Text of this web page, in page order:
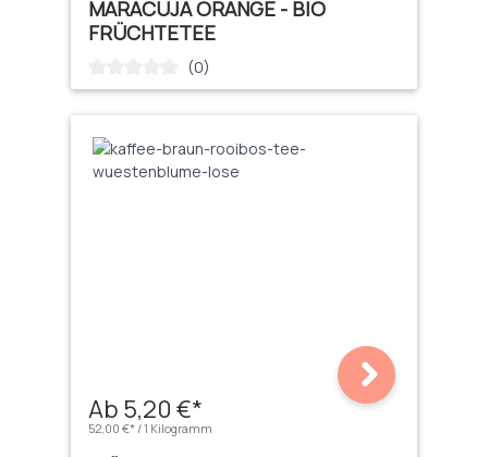
MARACUJA ORANGE - BIO
FRÜCHTETEE
Durchschnittliche Bewertung von 0 von 5 Sternen
(0)
Ab 5,20 €*
52,00 €* / 1 Kilogramm